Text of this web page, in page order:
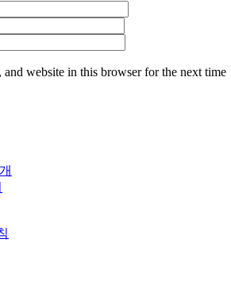
and website in this browser for the next time